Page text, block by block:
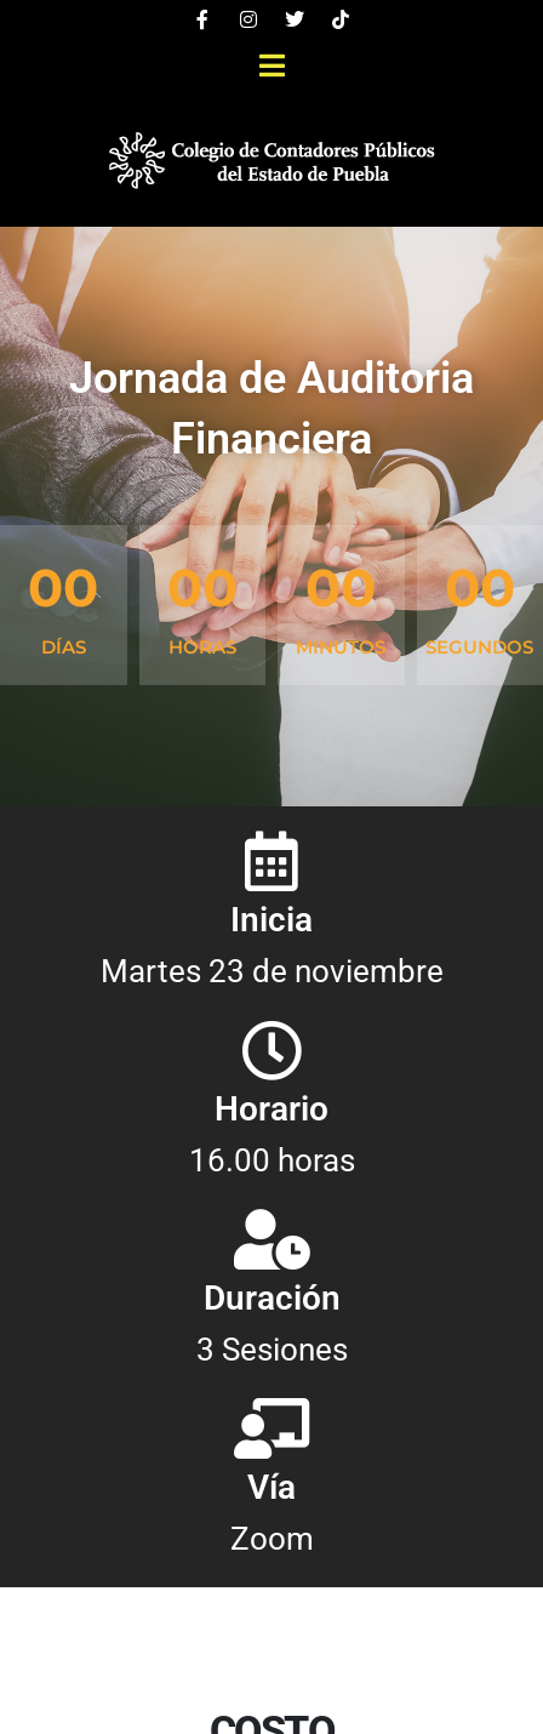
Jornada de Auditoria
Financiera
00
DÍAS
00
HORAS
00
MINUTOS
00
SEGUNDOS
Inicia
Martes 23 de noviembre
Horario
16.00 horas
Duración
3 Sesiones
Vía
Zoom